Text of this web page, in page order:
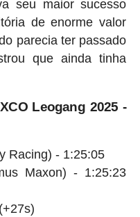
seu maior sucesso
de enorme valor
parecia ter passado
que ainda tinha
Leogang 2025 -
Racing) - 1:25:05
Maxon) - 1:25:23